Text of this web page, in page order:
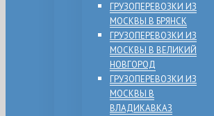
ГРУЗОПЕРЕВОЗКИ ИЗ
МОСКВЫ В БРЯНСК
ГРУЗОПЕРЕВОЗКИ ИЗ
МОСКВЫ В ВЕЛИКИЙ
НОВГОРОД
ГРУЗОПЕРЕВОЗКИ ИЗ
МОСКВЫ В
ВЛАДИКАВКАЗ